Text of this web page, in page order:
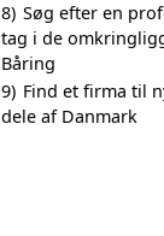
8) Søg efter en
tag i de
Båring
9) Find et firma til
dele af Danmark